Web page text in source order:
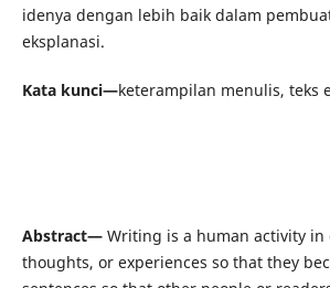
idenya dengan lebih baik dalam
eksplanasi.
Kata kunci—keterampilan menulis, teks
Abstract—Writing is a human activity in
thoughts, or experiences so that they